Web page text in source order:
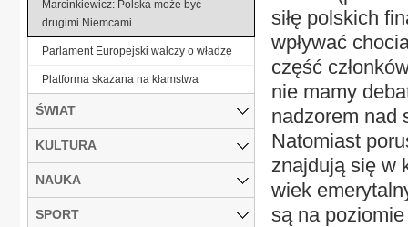
siłę polskich
wpływać
część
nie mamy
nadzorem nad
Natomiast
znajdują się w
wiek
są na
Marcinkiewicz: Polska może być
drugimi Niemcami
Parlament Europejski walczy o władzę
Platforma skazana na kłamstwa
ŚWIAT
KULTURA
NAUKA
SPORT